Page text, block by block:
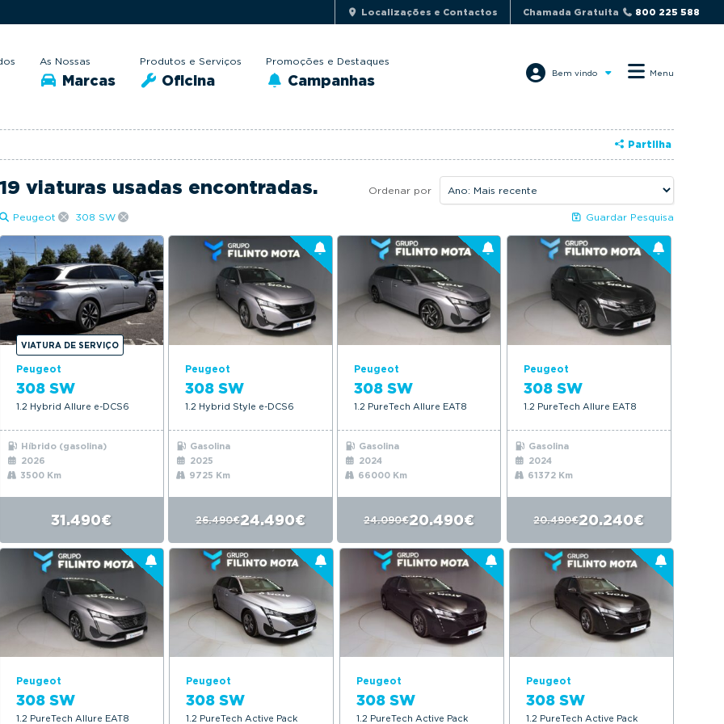
Localizações e Contactos Chamada Gratuita 800 225 588
As Nossas
Marcas
Produtos e Serviços
Oficina
Promoções e Destaques
Campanhas Bem vindo Menu
Partilha
19 viaturas usadas encontradas. Ordenar por
Peugeot 308 SW Guardar Pesquisa
VIATURA DE SERVIÇO
Peugeot
308 SW
1.2 Hybrid Allure e-DCS6
Híbrido (gasolina)
2026
3500 Km
31.490€
Peugeot
308 SW
1.2 Hybrid Style e-DCS6
Gasolina
2025
9725 Km
26.490€24.490€
Peugeot
308 SW
1.2 PureTech Allure EAT8
Gasolina
2024
66000 Km
24.090€20.490€
Peugeot
308 SW
1.2 PureTech Allure EAT8
Gasolina
2024
61372 Km
20.490€20.240€
Peugeot
308 SW
1.2 PureTech Allure EAT8
Peugeot
308 SW
1.2 PureTech Active Pack
Peugeot
308 SW
1.2 PureTech Active Pack
Peugeot
308 SW
1.2 PureTech Active Pack